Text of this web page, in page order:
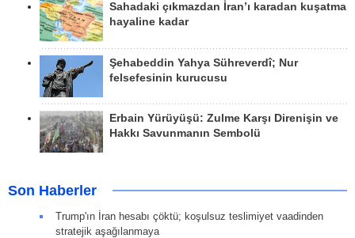
Sahadaki çıkmazdan İran’ı karadan kuşatma
hayaline kadar
Şehabeddin Yahya Sühreverdî; Nur
felsefesinin kurucusu
Erbain Yürüyüşü: Zulme Karşı Direnişin ve
Hakkı Savunmanın Sembolü
Son Haberler
Trump'ın İran hesabı çöktü; koşulsuz teslimiyet vaadinden
stratejik aşağılanmaya